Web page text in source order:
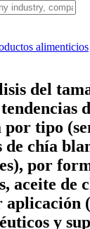
alimenticios
del
por tipo
de chía
por
aceite de
aplicación
y